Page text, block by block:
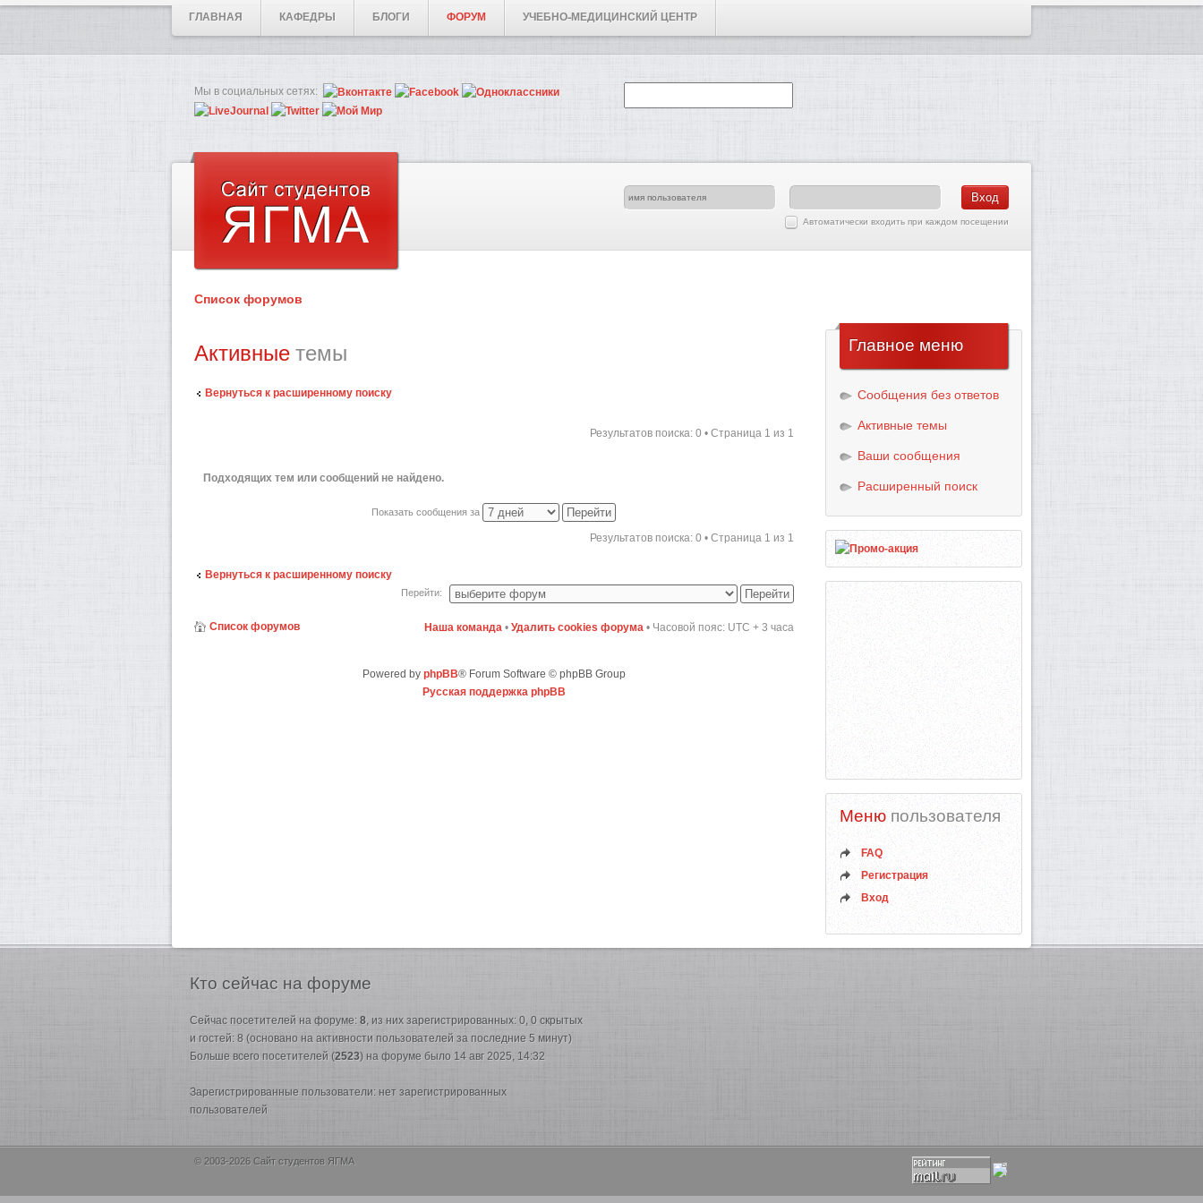
ГЛАВНАЯ КАФЕДРЫ БЛОГИ ФОРУМ УЧЕБНО-МЕДИЦИНСКИЙ ЦЕНТР
Мы в социальных сетях:
Автоматически входить при каждом посещении
Список форумов
Активные темы
Вернуться к расширенному поиску
Результатов поиска: 0 • Страница 1 из 1
Подходящих тем или сообщений не найдено.
Показать сообщения за
Результатов поиска: 0 • Страница 1 из 1
Вернуться к расширенному поиску
Перейти:
Список форумов Наша команда • Удалить cookies форума • Часовой пояс: UTC + 3 часа
Powered by phpBB® Forum Software © phpBB Group
Русская поддержка phpBB
Главное меню
Сообщения без ответов
Активные темы
Ваши сообщения
Расширенный поиск
Меню пользователя
FAQ
Регистрация
Вход
Кто сейчас на форуме
Сейчас посетителей на форуме: 8 , из них зарегистрированных: 0, 0 скрытых
и гостей: 8 (основано на активности пользователей за последние 5 минут)
Больше всего посетителей (2523) на форуме было 14 авг 2025, 14:32
Зарегистрированные пользователи: нет зарегистрированных
пользователей
© 2003-2026 Сайт студентов ЯГМА